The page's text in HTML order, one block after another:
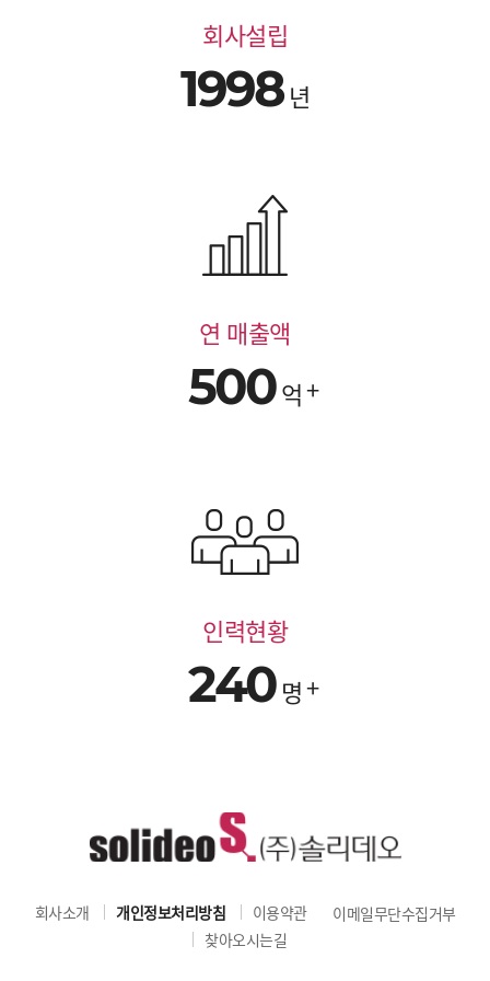
회사설립
1998년
연 매출액
500억
인력현황
240명
회사소개 개인정보처리방침 이용약관
이메일무단수집거부
찾아오시는길